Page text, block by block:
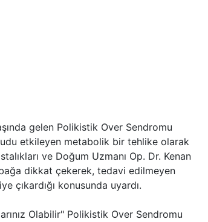
gelen Polikistik Over Sendromu
etkileyen metabolik bir tehlike olarak
ve Doğum Uzmanı Op. Dr. Kenan
dikkat çekerek, tedavi edilmeyen
çıkardığı konusunda uyardı.
Olabilir" Polikistik Over Sendromu